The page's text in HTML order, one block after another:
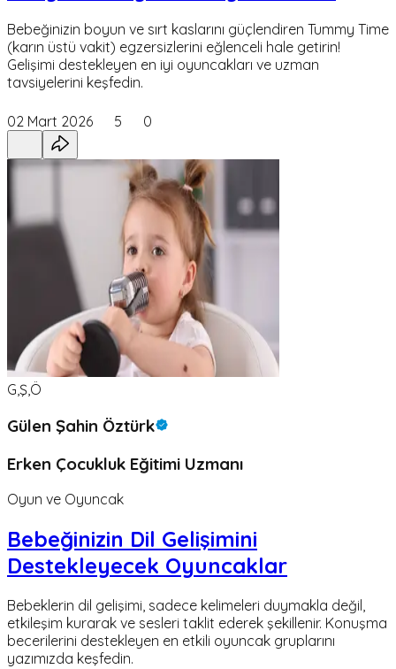
Bebeğinizin boyun ve sırt kaslarını güçlendiren Tummy Time
(karın üstü vakit) egzersizlerini eğlenceli hale getirin!
Gelişimi destekleyen en iyi oyuncakları ve uzman
tavsiyelerini keşfedin.
02 Mart 2026 5 0
G,Ş,Ö
Gülen Şahin Öztürk
Erken Çocukluk Eğitimi Uzmanı
Oyun ve Oyuncak
Bebeğinizin Dil Gelişimini
Destekleyecek Oyuncaklar
Bebeklerin dil gelişimi, sadece kelimeleri duymakla değil,
etkileşim kurarak ve sesleri taklit ederek şekillenir. Konuşma
becerilerini destekleyen en etkili oyuncak gruplarını
yazımızda keşfedin.